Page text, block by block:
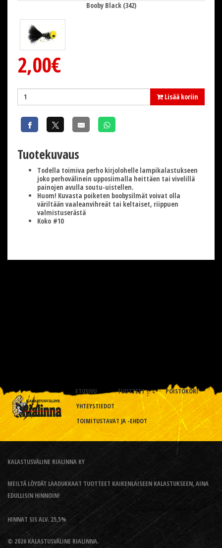
Booby Black (342)
2,00€
Lisää koriin
Tuotekuvaus
Todella toimiva perho kirjolohelle lampikalastukseen
joko perhovälinein upposiimalla heittäen tai vivelillä
painojen avulla soutu-uistellen.
Huom! Kuvasta poiketen boobysilmät voivat olla
väriltään vaaleanvihreät tai keltaiset, riippuen
valmistuserästä
Koko #10
ETUSIVU TUOTTEET
POISTOKORI
YHTEYSTIEDOT
TOIMITUSTAVAT JA -EHDOT
KALASTUSVÄLINE RIALINNA KY
MEILTÄ LÖYDÄT LAADUKKAAT TUOTTEET KAIKENLAISEEN KALASTUKSEEN, AINA
EDULLISIN HINNOIN!
HINNAT SIS ALV. 25,5%
© 2026 KALASTUSVÄLINE RIALINNA.